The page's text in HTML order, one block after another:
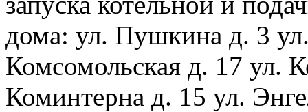
дома: ул. Пушкина д. 3
Комсомольская д. 17 ул.
Коминтерна д. 15 ул.